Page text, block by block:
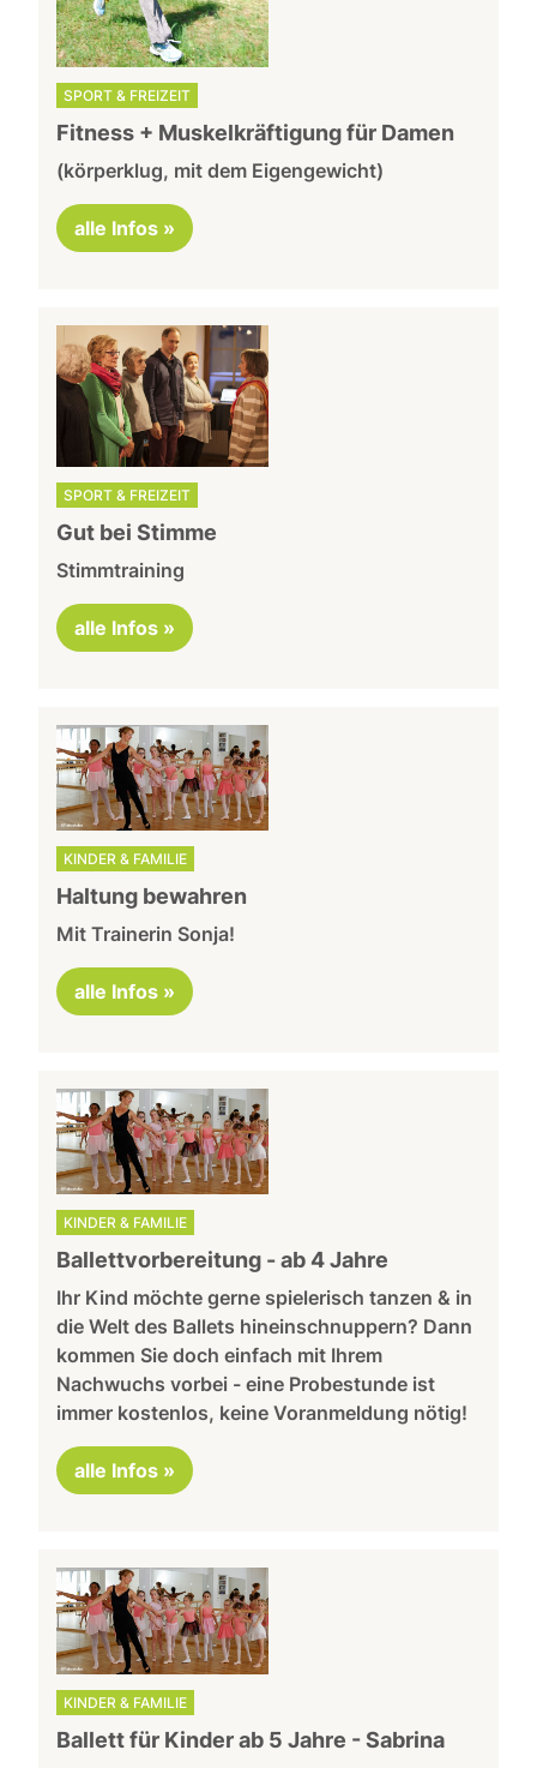
SPORT & FREIZEIT
Fitness + Muskelkräftigung für Damen
(körperklug, mit dem Eigengewicht)
alle Infos »
SPORT & FREIZEIT
Gut bei Stimme
Stimmtraining
alle Infos »
KINDER & FAMILIE
Haltung bewahren
Mit Trainerin Sonja!
alle Infos »
KINDER & FAMILIE
Ballettvorbereitung - ab 4 Jahre
Ihr Kind möchte gerne spielerisch tanzen & in
die Welt des Ballets hineinschnuppern? Dann
kommen Sie doch einfach mit Ihrem
Nachwuchs vorbei - eine Probestunde ist
immer kostenlos, keine Voranmeldung nötig!
alle Infos »
KINDER & FAMILIE
Ballett für Kinder ab 5 Jahre - Sabrina